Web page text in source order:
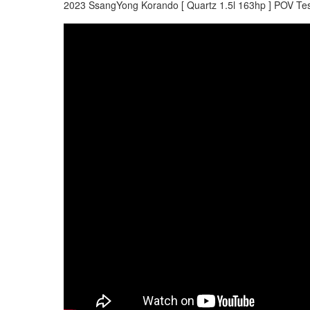
2023 SsangYong Korando [ Quartz 1.5l 163hp ] POV